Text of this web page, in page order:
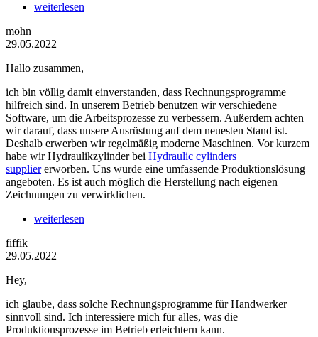
weiterlesen
mohn
29.05.2022
Hallo zusammen,
ich bin völlig damit einverstanden, dass Rechnungsprogramme
hilfreich sind. In unserem Betrieb benutzen wir verschiedene
Software, um die Arbeitsprozesse zu verbessern. Außerdem achten
wir darauf, dass unsere Ausrüstung auf dem neuesten Stand ist.
Deshalb erwerben wir regelmäßig moderne Maschinen. Vor kurzem
habe wir Hydraulikzylinder bei Hydraulic cylinders
suppliererworben. Uns wurde eine umfassende Produktionslösung
angeboten. Es ist auch möglich die Herstellung nach eigenen
Zeichnungen zu verwirklichen.
weiterlesen
fiffik
29.05.2022
Hey,
ich glaube, dass solche Rechnungsprogramme für Handwerker
sinnvoll sind. Ich interessiere mich für alles, was die
Produktionsprozesse im Betrieb erleichtern kann.